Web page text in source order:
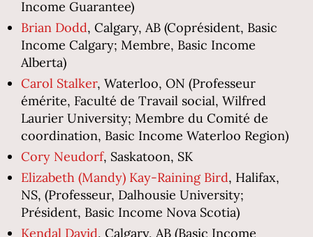
Income Guarantee)
Brian Dodd, Calgary, AB (Coprésident, Basic
Income Calgary; Membre, Basic Income
Alberta)
Carol Stalker, Waterloo, ON (Professeur
émérite, Faculté de Travail social, Wilfred
Laurier University; Membre du Comité de
coordination, Basic Income Waterloo Region)
Cory Neudorf, Saskatoon, SK
Elizabeth (Mandy) Kay-Raining Bird, Halifax,
NS, (Professeur, Dalhousie University;
Président, Basic Income Nova Scotia)
Kendal David, Calgary, AB (Basic Income